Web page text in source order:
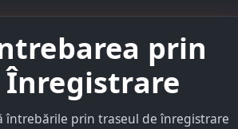
prin
întrebările prin traseul de înregistrare